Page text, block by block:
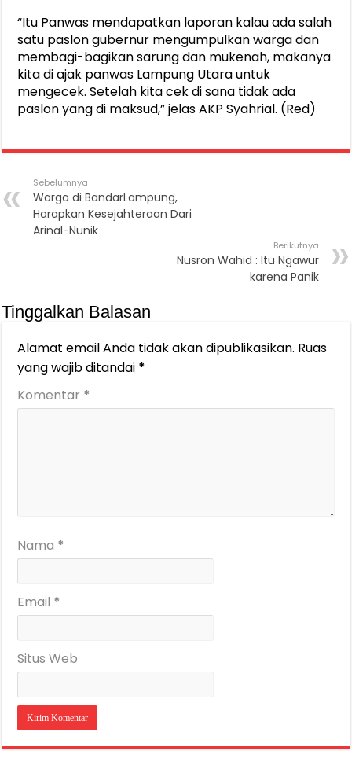
“Itu Panwas mendapatkan laporan kalau ada salah
satu paslon gubernur mengumpulkan warga dan
membagi-bagikan sarung dan mukenah, makanya
kita di ajak panwas Lampung Utara untuk
mengecek. Setelah kita cek di sana tidak ada
paslon yang di maksud,” jelas AKP Syahrial. (Red)
Sebelumnya
Warga di BandarLampung,
Harapkan Kesejahteraan Dari
Arinal-Nunik
Berikutnya
Nusron Wahid : Itu Ngawur
karena Panik
Tinggalkan Balasan
Alamat email Anda tidak akan dipublikasikan. Ruas
yang wajib ditandai *
Komentar *
Nama *
Email *
Situs Web